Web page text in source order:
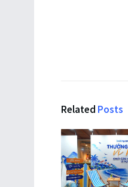
Related Posts